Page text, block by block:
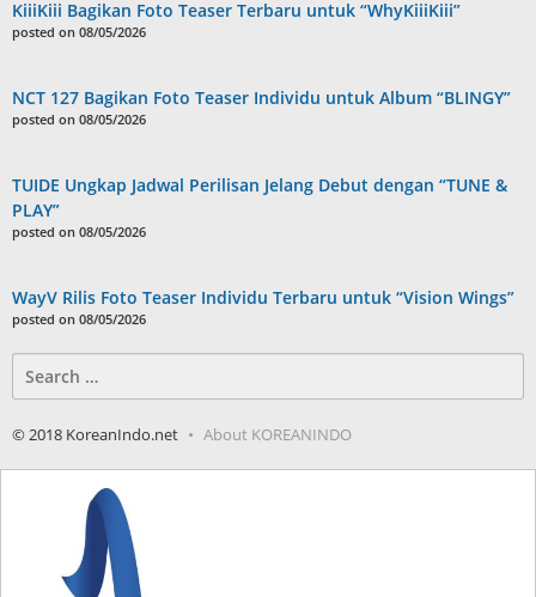
KiiiKiii Bagikan Foto Teaser Terbaru untuk “WhyKiiiKiii”
posted on 08/05/2026
NCT 127 Bagikan Foto Teaser Individu untuk Album “BLINGY”
posted on 08/05/2026
TUIDE Ungkap Jadwal Perilisan Jelang Debut dengan “TUNE &
PLAY”
posted on 08/05/2026
WayV Rilis Foto Teaser Individu Terbaru untuk “Vision Wings”
posted on 08/05/2026
for:
© 2018 KoreanIndo.net About KOREANINDO